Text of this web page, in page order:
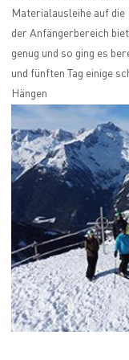
Materialausleihe auf die
der Anfängerbereich
genug und so ging es
und fünften Tag einige
Hängen